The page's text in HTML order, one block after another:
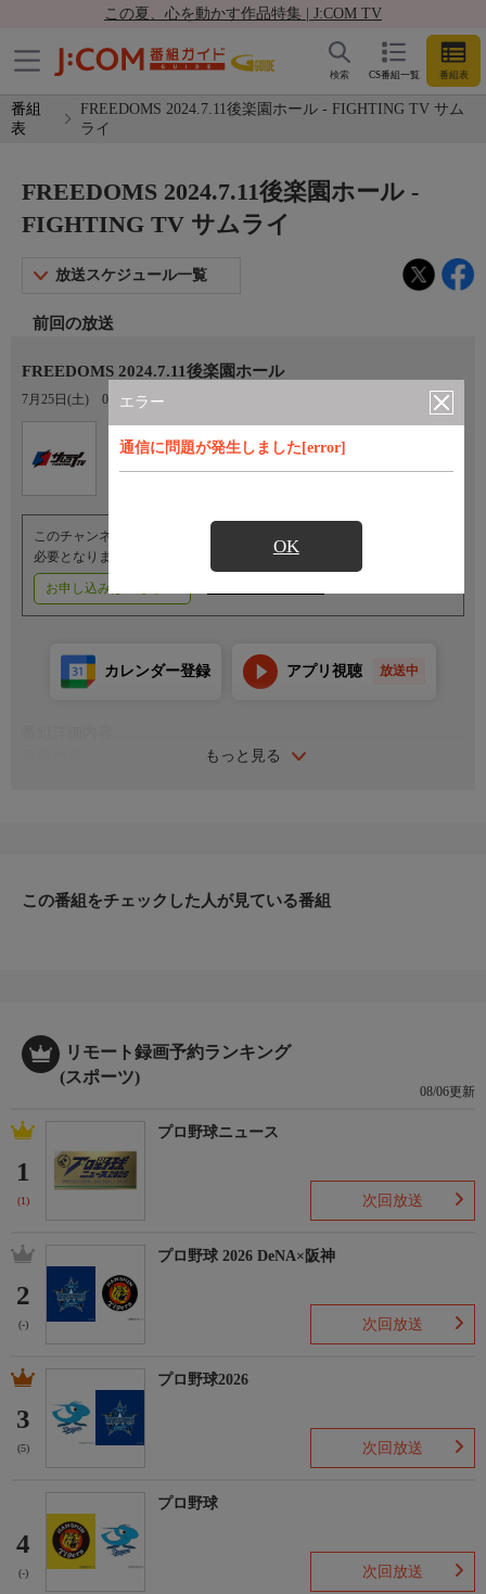
この夏、心を動かす作品特集 | J:COM TV
CS番組一覧 番組表
検索
番組
表
FREEDOMS 2024.7.11後楽園ホール - FIGHTING TV サム
ライ
エラー
通信に問題が発生しました[error]
OK
FREEDOMS 2024.7.11後楽園ホール -
FIGHTING TV サムライ
放送スケジュール一覧
前回の放送
FREEDOMS 2024.7.11後楽園ホール
7月25日(土) 06:00〜08:00
FIGHTING TV サムライ
このチャンネルのご視聴には、オプションチャンネル(有料)のご契約が
必要となります。
お申し込みはこちら
もっと見る
カレンダー登録 アプリ視聴 放送中
●（王者）佐久田俊行＆最上九×ビオレント・ジャック＆吹本賢児
＜KING of FREEDOM WORLD JUNIOR HEAVY WEIGHT
CHAMPIONSHIP＞
●（王者）香取貴大×アナルコ・モンターニャ（挑戦者）
ア・ホックス
＜嗚呼、東京砂漠ホームレス寸前人間廃業デスマッチ＞
●山下りな＆藤田ミノル＆拳剛＆レッカ×GENTARO＆ドラゴン・
リブレ＆HAKKA＆バラモンシュウwithバラモンケイ
■
＜KING of SUGIURAMANWORLD JUNIOR HEAVY WEIGHT
CHAMPIONSHIP＆裸足王Wタイトルマッチ／裸足健康足つぼデ
スマッチ＞
※予告無く内容を変更する場合があります。
この番組をチェックした人が見ている番組
リモート録画予約ランキング
(スポーツ)
08/06更新
1
(1)
プロ野球ニュース
次回放送
2
(-)
プロ野球 2026 DeNA×阪神
次回放送
3
(5)
プロ野球2026
次回放送
4
(-)
プロ野球
次回放送